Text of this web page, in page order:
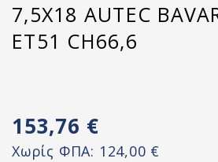
7,5X18 AUTEC
ET51 CH66,6
153,76 €
Χωρίς ΦΠΑ: 124,00 €